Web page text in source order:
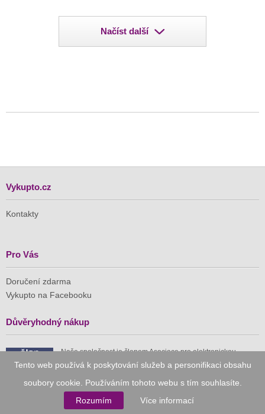
Tento web používá k poskytování služeb a personifikaci obsahu
soubory cookie. Používáním tohoto webu s tím souhlasíte.
Rozumím
Více informací
Načíst další
Vykupto.cz
Kontakty
Pro Vás
Doručení zdarma
Vykupto na Facebooku
Důvěryhodný nákup
Naše společnost je členem Asociace pro elektronickou
komerci (APEK)